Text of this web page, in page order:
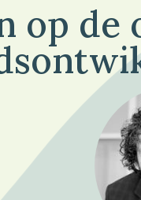
op de